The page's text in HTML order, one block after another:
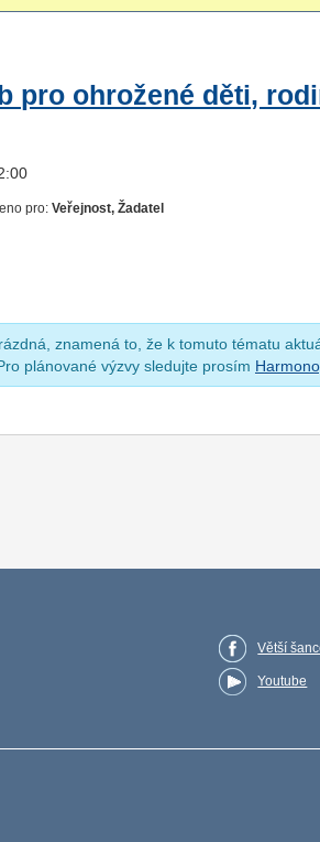
pro ohrožené děti,
pro:Veřejnost, Žadatel
znamená to, že k tomuto tématu
plánované výzvy sledujte prosím
Větší
Youtube